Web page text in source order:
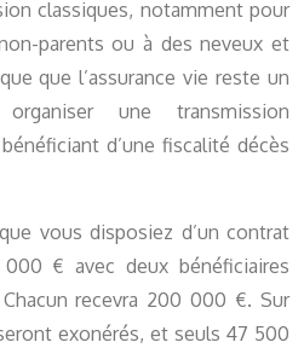
classiques, notamment pour
parents ou à des neveux et
que l’assurance vie reste un
une transmission
d’une fiscalité décès
vous disposiez d’un contrat
€ avec deux bénéficiaires
recevra 200 000 €. Sur
exonérés, et seuls 47 500